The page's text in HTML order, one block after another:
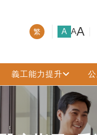
繁 A 小號字體
A中號
A
義工能力提升